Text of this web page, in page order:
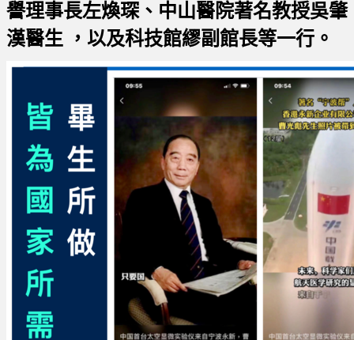
譽理事長左煥琛、中山醫院著名教授吳肇
漢醫生 ，以及科技館繆副館長等一行。